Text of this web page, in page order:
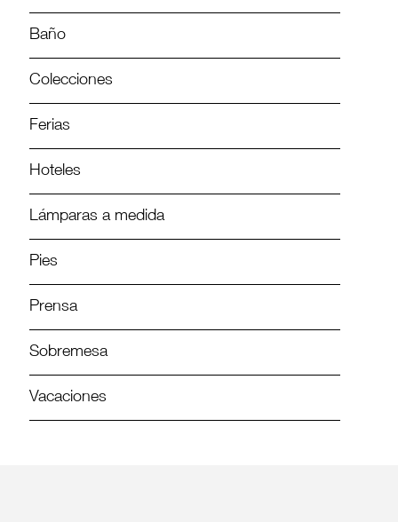
Baño
Colecciones
Ferias
Hoteles
Lámparas a medida
Pies
Prensa
Sobremesa
Vacaciones